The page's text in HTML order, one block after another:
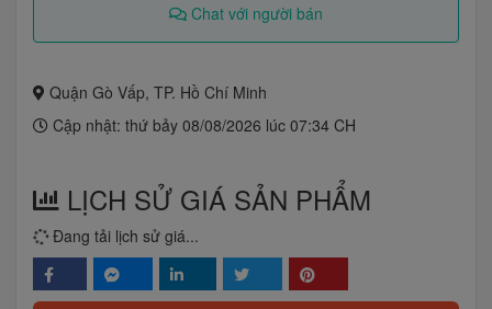
Chat với người bán
Quận Gò Vấp, TP. Hồ Chí Minh
Cập nhật: thứ bảy 08/08/2026 lúc 07:34 CH
LỊCH SỬ GIÁ SẢN PHẨM
Đang tải lịch sử giá...